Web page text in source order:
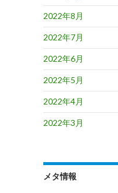
2022年8月
2022年7月
2022年6月
2022年5月
2022年4月
2022年3月
メタ情報